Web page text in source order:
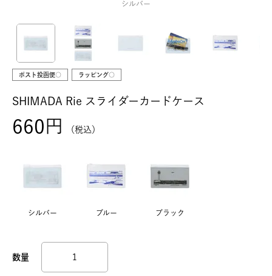
シルバー
ポスト投函便○ ラッピング○
SHIMADA Rie スライダーカードケース
660 税込
シルバー ブルー ブラック